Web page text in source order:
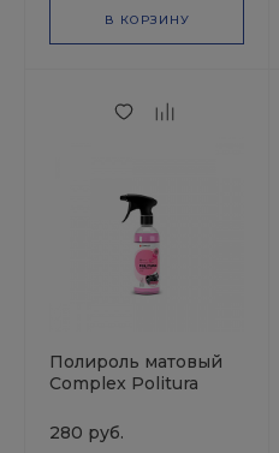
В КОРЗИНУ
Полироль матовый
Complex Politura
0.5л VORTEX
280 руб.